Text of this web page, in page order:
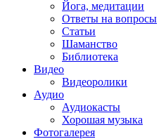
Йога, медитации
Ответы на вопросы
Статьи
Шаманство
Библиотека
Видео
Видеоролики
Аудио
Аудиокасты
Хорошая музыка
Фотогалерея